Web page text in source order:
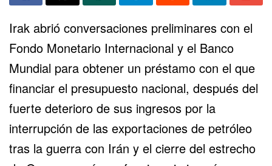
Irak abrió conversaciones preliminares con el
Fondo Monetario Internacional y el Banco
Mundial para obtener un préstamo con el que
financiar el presupuesto nacional, después del
fuerte deterioro de sus ingresos por la
interrupción de las exportaciones de petróleo
tras la guerra con Irán y el cierre del estrecho